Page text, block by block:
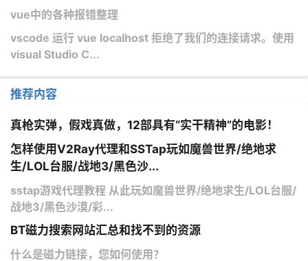
vue中的各种报错整理
vscode 运行 vue localhost 拒绝了我们的连接请求。使用
visual Studio C...
推荐内容
真枪实弹，假戏真做，12部具有“实干精神”的电影！
怎样使用V2Ray代理和SSTap玩如魔兽世界/绝地求
生/LOL台服/战地3/黑色沙...
sstap游戏代理教程 从此玩如魔兽世界/绝地求生/LOL台服/
战地3/黑色沙漠/彩...
BT磁力搜索网站汇总和找不到的资源
什么是磁力链接，您如何使用？